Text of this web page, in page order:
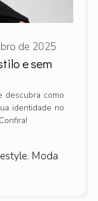
e sem
de 2025
descubra como
identidade no
, Moda